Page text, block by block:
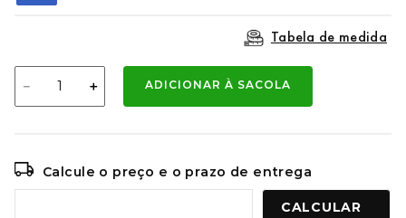
Tabela de medida
＋
－ ADICIONAR À SACOLA
Calcule o preço e o prazo de entrega